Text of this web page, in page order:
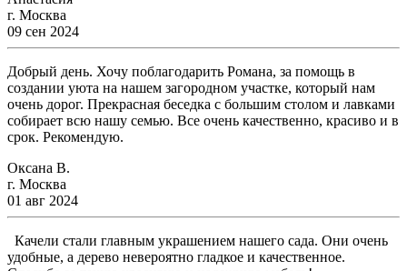
г. Москва
09 сен 2024
Добрый день. Хочу поблагодарить Романа, за помощь в
создании уюта на нашем загородном участке, который нам
очень дорог. Прекрасная беседка с большим столом и лавками
собирает всю нашу семью. Все очень качественно, красиво и в
срок. Рекомендую.
Оксана В.
г. Москва
01 авг 2024
Качели стали главным украшением нашего сада. Они очень
удобные, а дерево невероятно гладкое и качественное.